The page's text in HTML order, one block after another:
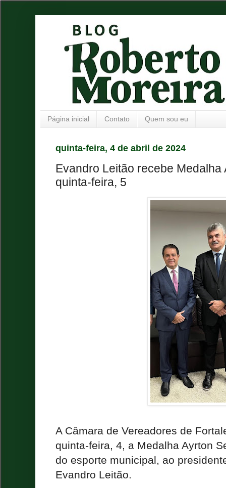
Página inicial Contato Quem sou eu
quinta-feira, 4 de abril de 2024
Evandro Leitão recebe Medalha
quinta-feira, 5
A Câmara de Vereadores de
quinta-feira, 4, a Medalha Ayrton
do esporte municipal, ao
Evandro Leitão.